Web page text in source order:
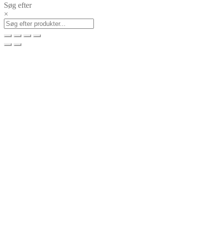
Søg efter
×